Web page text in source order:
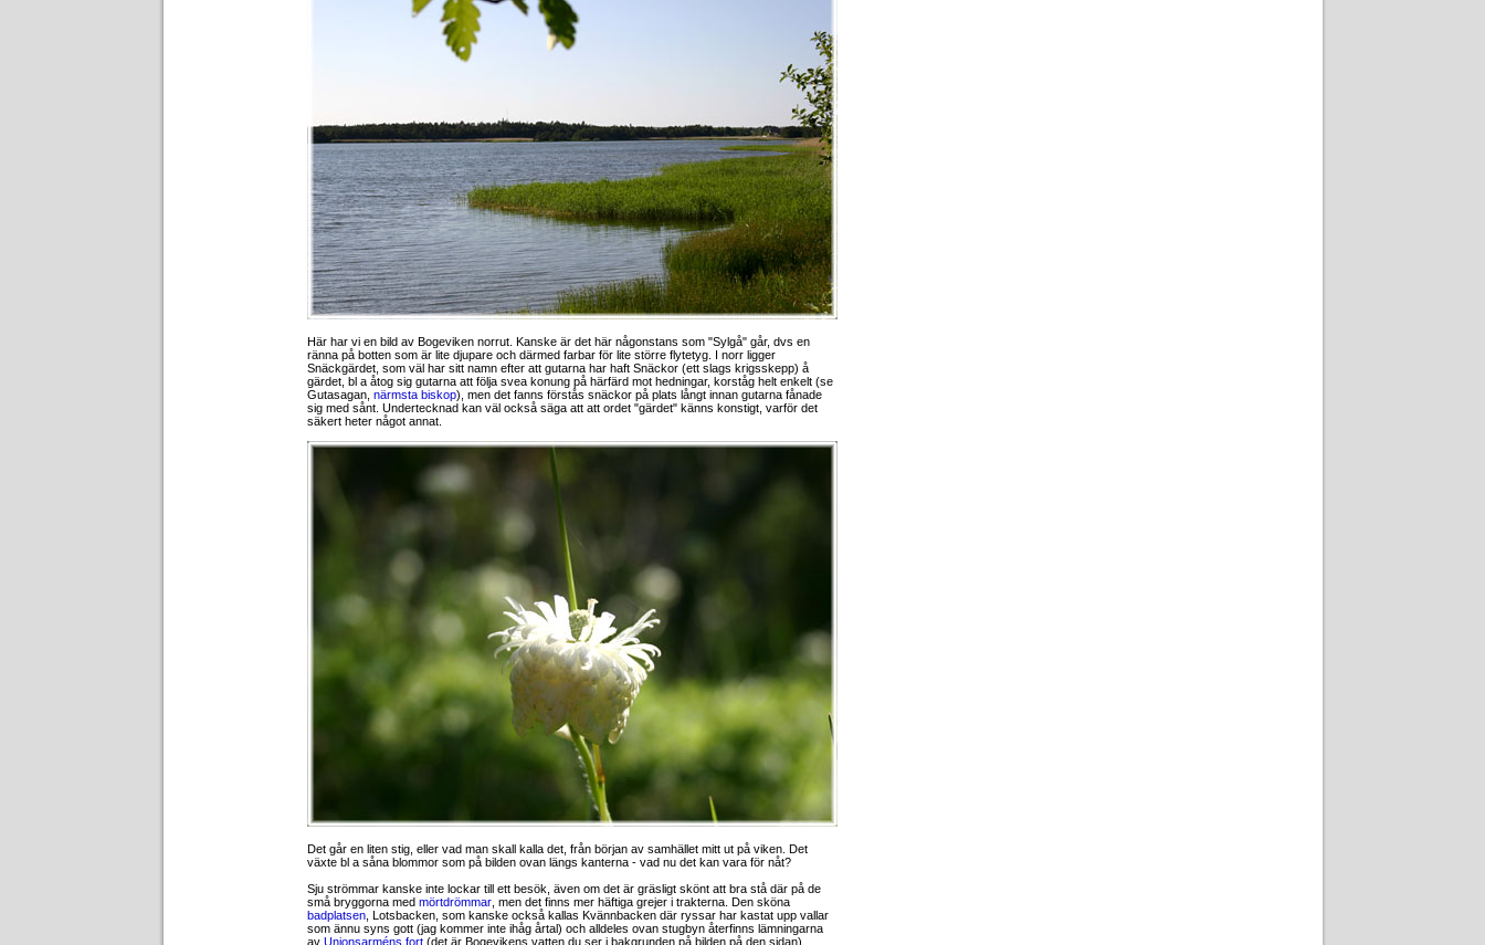
Här har vi en bild av Bogeviken norrut. Kanske är det här någonstans som "Sylgå" går, dvs en
ränna på botten som är lite djupare och därmed farbar för lite större flytetyg. I norr ligger
Snäckgärdet, som väl har sitt namn efter att gutarna har haft Snäckor (ett slags krigsskepp) å
gärdet, bl a åtog sig gutarna att följa svea konung på härfärd mot hedningar, korståg helt enkelt (se
Gutasagan, närmsta biskop), men det fanns förstås snäckor på plats långt innan gutarna fånade
sig med sånt. Undertecknad kan väl också säga att att ordet "gärdet" känns konstigt, varför det
säkert heter något annat.
Det går en liten stig, eller vad man skall kalla det, från början av samhället mitt ut på viken. Det
växte bl a såna blommor som på bilden ovan längs kanterna - vad nu det kan vara för nåt?
Sju strömmar kanske inte lockar till ett besök, även om det är gräsligt skönt att bra stå där på de
små bryggorna med mörtdrömmar , men det finns mer häftiga grejer i trakterna. Den sköna
badplatsen , Lotsbacken, som kanske också kallas Kvännbacken där ryssar har kastat upp vallar
som ännu syns gott (jag kommer inte ihåg årtal) och alldeles ovan stugbyn återfinns lämningarna
av Unionsarméns fort (det är Bogevikens vatten du ser i bakgrunden på bilden på den sidan).